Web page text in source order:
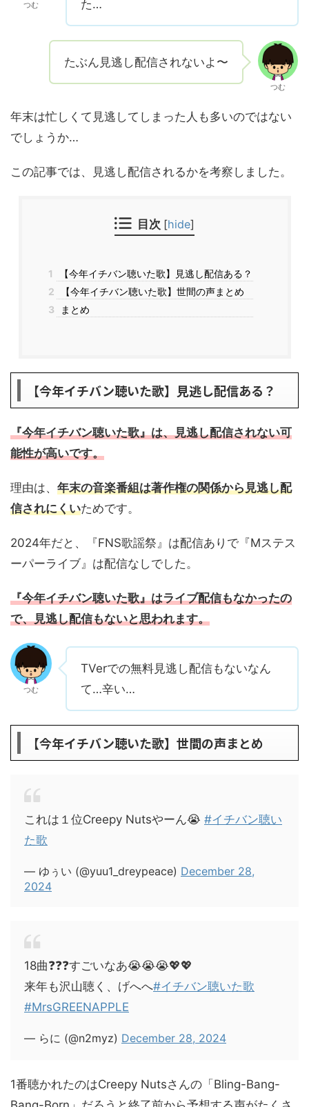
つむ
た…
たぶん見逃し配信されないよ〜
つむ
年末は忙しくて見逃してしまった人も多いのではない
でしょうか…
この記事では、見逃し配信されるかを考察しました。
目次 [hide]
1
【今年イチバン聴いた歌】見逃し配信ある？
2
【今年イチバン聴いた歌】世間の声まとめ
3
まとめ
【今年イチバン聴いた歌】見逃し配信ある？
『今年イチバン聴いた歌』は、見逃し配信されない可
能性が高いです。
理由は、 年末の音楽番組は著作権の関係から見逃し配
信されにくいためです。
2024年だと、『FNS歌謡祭』は配信ありで『Mステス
ーパーライブ』は配信なしでした。
『今年イチバン聴いた歌』はライブ配信もなかったの
で、見逃し配信もないと思われます。
つむ
TVerでの無料見逃し配信もないなん
て…辛い…
【今年イチバン聴いた歌】世間の声まとめ
これは１位Creepy Nutsやーん😭 #イチバン聴い
た歌
— ゆぅい (@yuu1_dreypeace) December 28,
2024
18曲❓❓❓すごいなあ😭😭😭💖💖
来年も沢山聴く、げへへ#イチバン聴いた歌
#MrsGREENAPPLE
— らに (@n2myz) December 28, 2024
1番聴かれたのはCreepy Nutsさんの「Bling-Bang-